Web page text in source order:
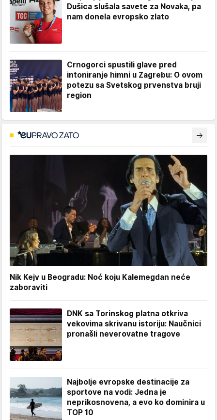
Dušica slušala savete za Novaka, pa
nam donela evropsko zlato
Crnogorci spustili glave pred
intoniranje himni u Zagrebu: O ovom
potezu sa Svetskog prvenstva bruji
region
Nik Kejv u Beogradu: Noć koju Kalemegdan neće
zaboraviti
DNK sa Torinskog platna otkriva
vekovima skrivanu istoriju: Naučnici
pronašli neverovatne tragove
Najbolje evropske destinacije za
sportove na vodi: Jedna je
neprikosnovena, a evo ko dominira u
TOP 10